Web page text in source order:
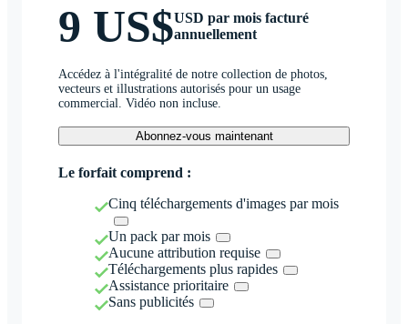
9 US$USD par mois facturé
annuellement
Accédez à l'intégralité de notre collection de photos,
vecteurs et illustrations autorisés pour un usage
commercial. Vidéo non incluse.
Abonnez-vous maintenant
Le forfait comprend :
Cinq téléchargements d'images par mois
Un pack par mois
Aucune attribution requise
Téléchargements plus rapides
Assistance prioritaire
Sans publicités